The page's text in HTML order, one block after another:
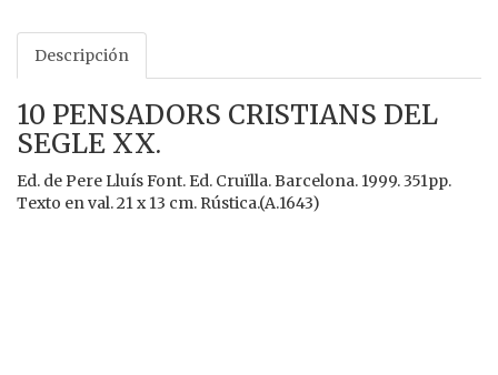
Descripción
10 PENSADORS CRISTIANS DEL
SEGLE XX.
Ed. de Pere Lluís Font. Ed. Cruïlla. Barcelona. 1999. 351pp.
Texto en val. 21 x 13 cm. Rústica.(A.1643)